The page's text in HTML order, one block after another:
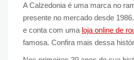
A Calzedonia é uma marca no
presente no mercado desde
e conta com uma loja online de
famosa. Confira mais dessa